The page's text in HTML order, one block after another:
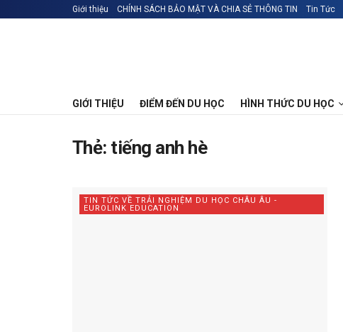
Giới thiệu CHÍNH SÁCH BẢO MẬT VÀ CHIA SẺ THÔNG TIN Tin Tức
GIỚI THIỆU ĐIỂM ĐẾN DU HỌC HÌNH THỨC DU HỌC
Thẻ: tiếng anh hè
TIN TỨC VỀ TRẢI NGHIỆM DU HỌC CHÂU ÂU -
EUROLINK EDUCATION